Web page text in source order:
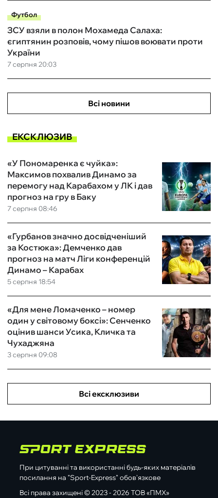
Футбол
7 серпня 20:03
ЗСУ взяли в полон Мохамеда Салаха:
єгиптянин розповів, чому пішов воювати проти
України
Всі новини
ЕКСКЛЮЗИВ
7 серпня 08:46
«У Пономаренка є чуйка»:
Максимов похвалив Динамо за
перемогу над Карабахом у ЛК і дав
прогноз на гру в Баку
5 серпня 18:54
«Гурбанов значно досвідченіший
за Костюка»: Демченко дав
прогноз на матч Ліги конференцій
Динамо – Карабах
3 серпня 09:08
«Для мене Ломаченко – номер
один у світовому боксі»: Сенченко
оцінив шанси Усика, Кличка та
Чухаджяна
Всі ексклюзиви
При цитуванні та використанні будь-яких матеріалів
посилання на "Sport-Express" обов'язкове
Всі права захищені © 2023 - 2026 ТОВ «ПМХ»